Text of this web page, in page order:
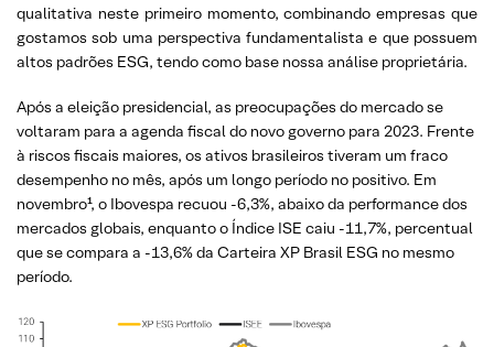
qualitativa neste primeiro momento, combinando empresas que
gostamos sob uma perspectiva fundamentalista e que possuem
altos padrões ESG, tendo como base nossa análise proprietária.
Após a eleição presidencial, as preocupações do mercado se
voltaram para a agenda fiscal do novo governo para 2023. Frente
à riscos fiscais maiores, os ativos brasileiros tiveram um fraco
desempenho no mês, após um longo período no positivo. Em
novembro¹, o Ibovespa recuou -6,3%, abaixo da performance dos
mercados globais, enquanto o Índice ISE caiu -11,7%, percentual
que se compara a -13,6% da Carteira XP Brasil ESG no mesmo
período.